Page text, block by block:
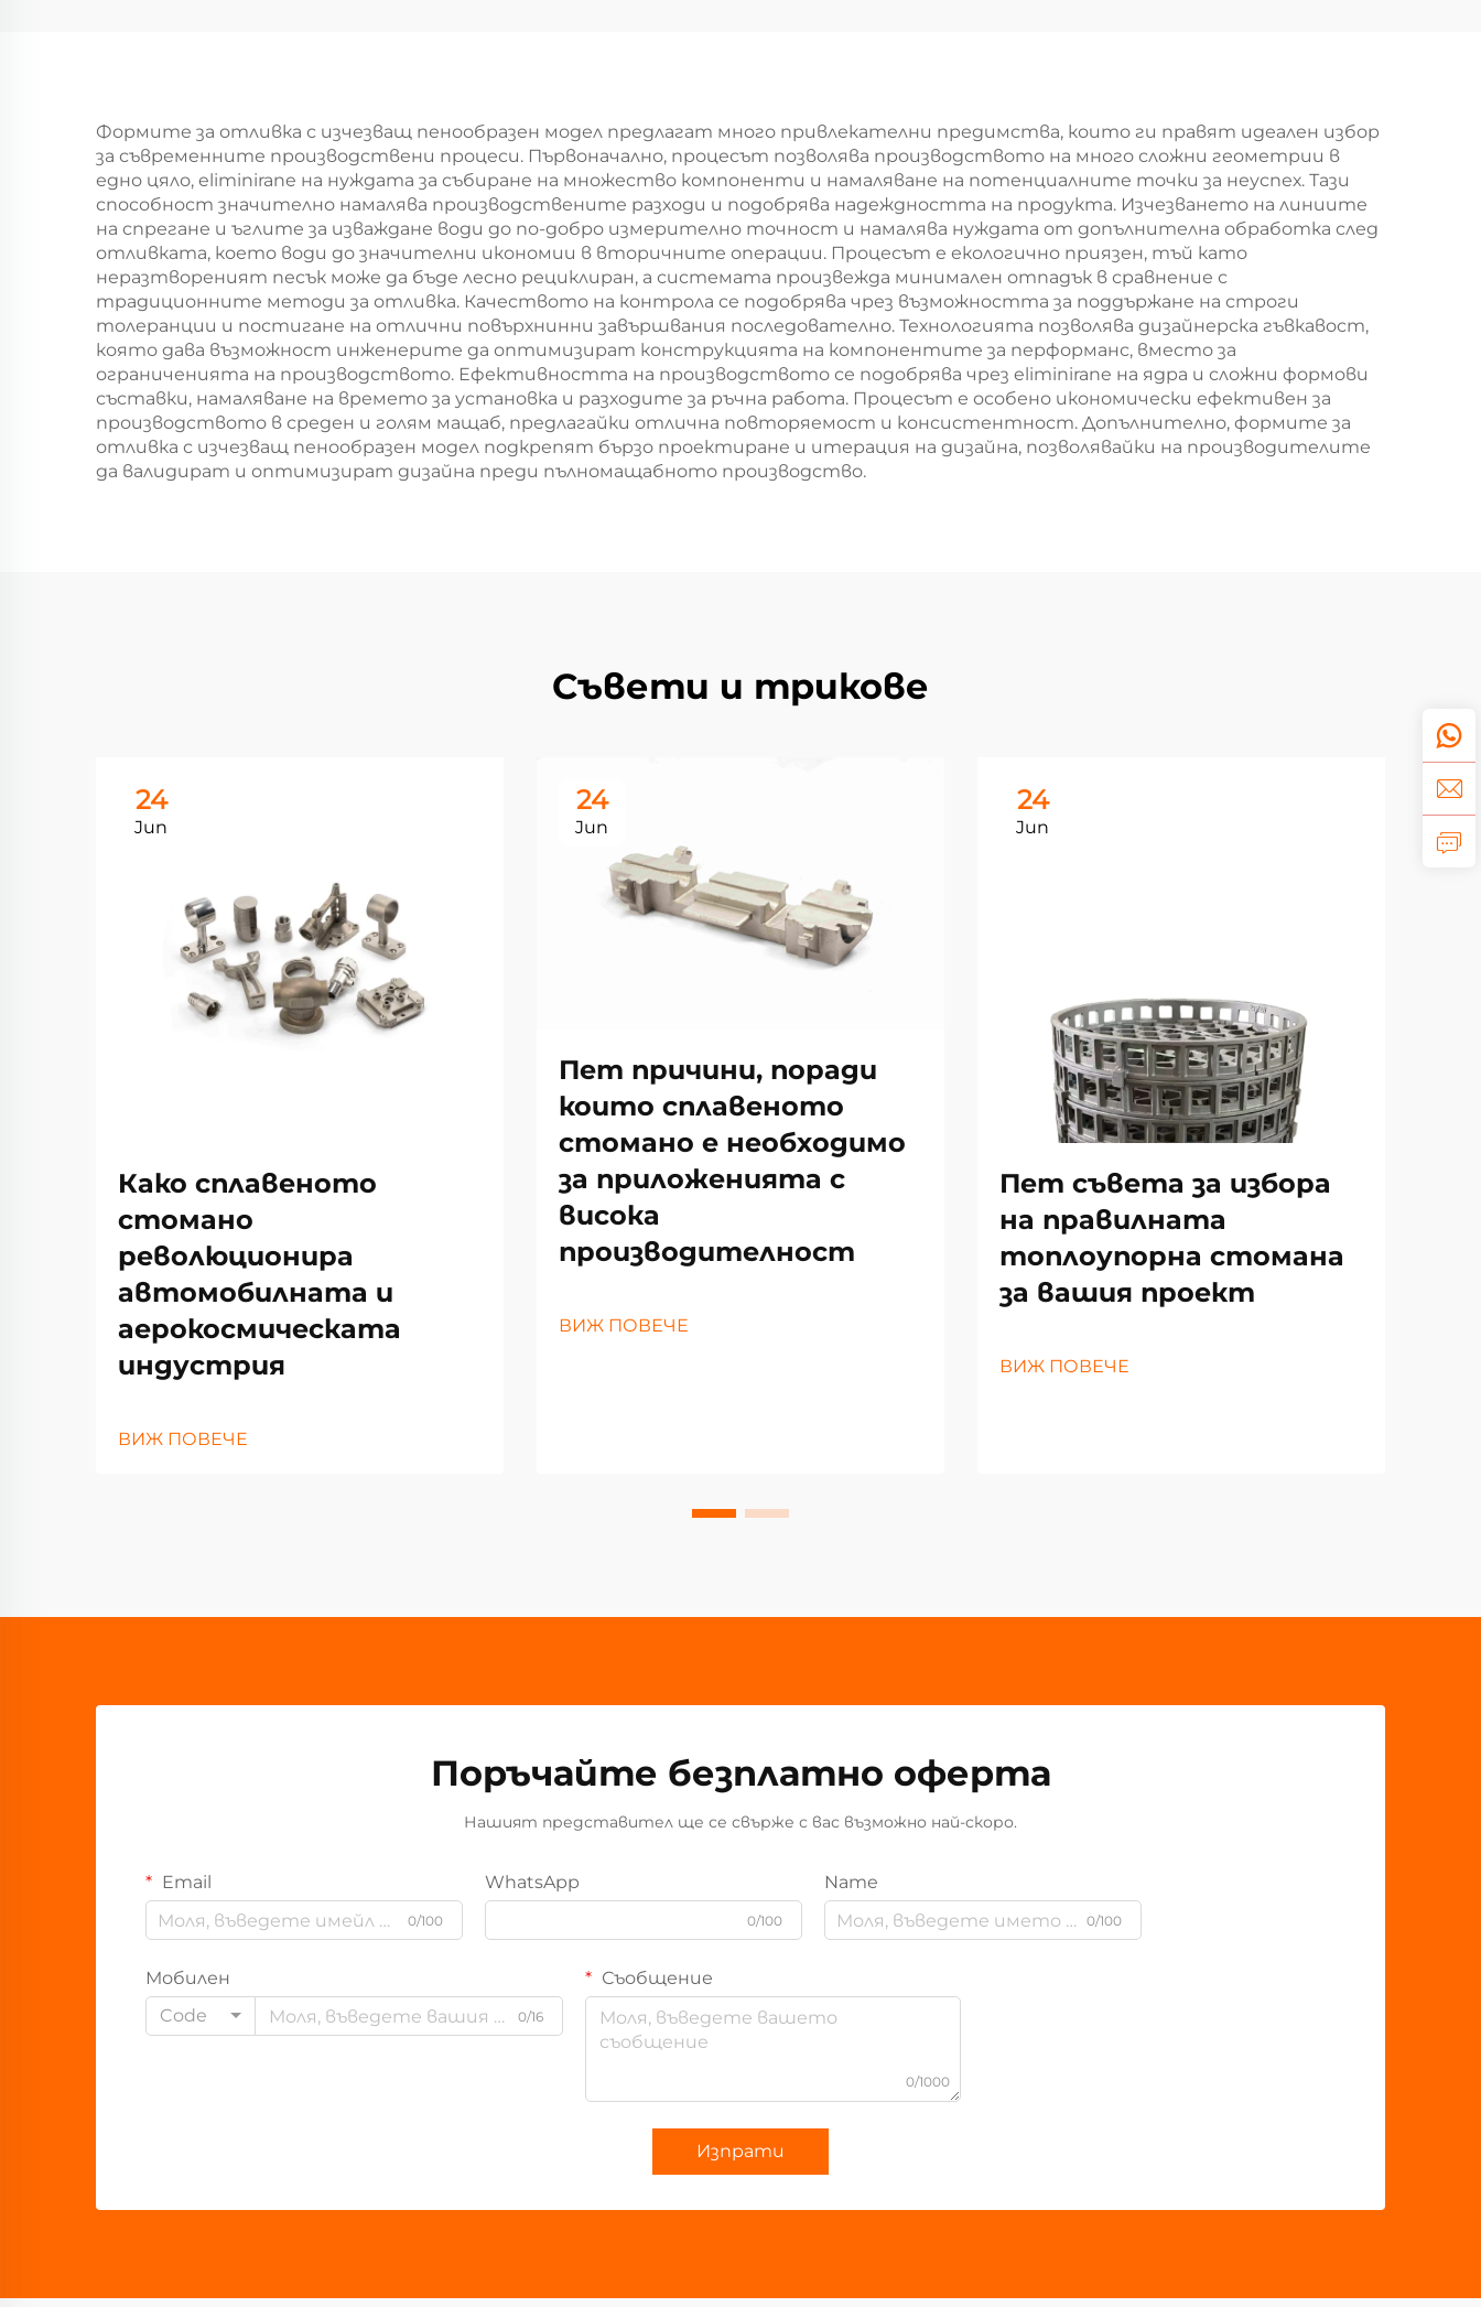
Формите за отливка с изчезващ пенообразен модел предлагат много привлекателни предимства, които ги правят идеален избор
за съвременните производствени процеси. Първоначално, процесът позволява производството на много сложни геометрии в
едно цяло, eliminirane на нуждата за събиране на множество компоненти и намаляване на потенциалните точки за неуспех. Тази
способност значително намалява производствените разходи и подобрява надеждността на продукта. Изчезването на линиите
на спрегане и ъглите за изваждане води до по-добро измерително точност и намалява нуждата от допълнителна обработка след
отливката, което води до значителни икономии в вторичните операции. Процесът е екологично приязен, тъй като
неразтвореният песък може да бъде лесно рециклиран, а системата произвежда минимален отпадък в сравнение с
традиционните методи за отливка. Качеството на контрола се подобрява чрез възможността за поддържане на строги
толеранции и постигане на отлични повърхнинни завършвания последователно. Технологията позволява дизайнерска гъвкавост,
която дава възможност инженерите да оптимизират конструкцията на компонентите за перформанс, вместо за
ограниченията на производството. Ефективността на производството се подобрява чрез eliminirane на ядра и сложни формови
съставки, намаляване на времето за установка и разходите за ръчна работа. Процесът е особено икономически ефективен за
производството в среден и голям мащаб, предлагайки отлична повторяемост и консистентност. Допълнително, формите за
отливка с изчезващ пенообразен модел подкрепят бързо проектиране и итерация на дизайна, позволявайки на производителите
да валидират и оптимизират дизайна преди пълномащабното производство.
Съвети и трикове
24
Jun
Како сплавеното
стомано
революционира
автомобилната и
аерокосмическата
индустрия
ВИЖ ПОВЕЧЕ
24
Jun
Пет причини, поради
които сплавеното
стомано е необходимо
за приложенията с
висока
производителност
ВИЖ ПОВЕЧЕ
24
Jun
Пет съвета за избора
на правилната
топлоупорна стомана
за вашия проект
ВИЖ ПОВЕЧЕ
Поръчайте безплатно оферта
Нашият представител ще се свърже с вас възможно най-скоро.
Email
0/100
WhatsApp
0/100
Name
0/100
Мобилен
Code
0/16
Съобщение
0/1000
Изпрати